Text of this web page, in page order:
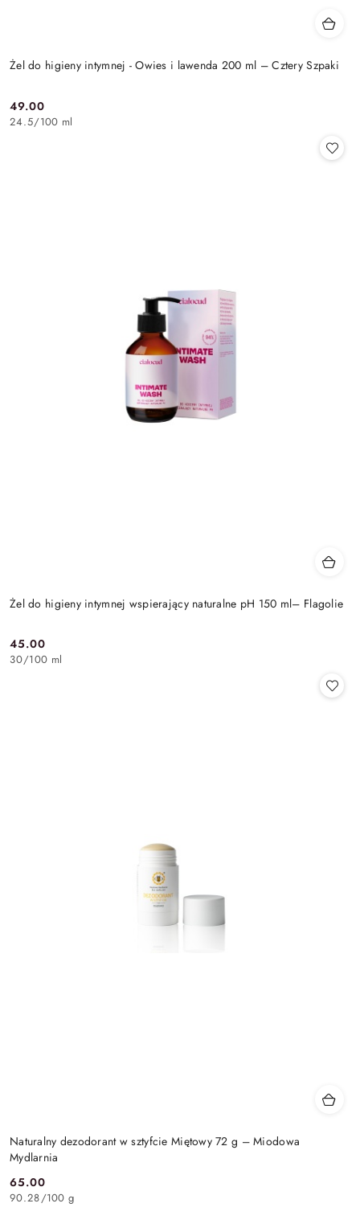
Żel do higieny intymnej - Owies i lawenda 200 ml – Cztery Szpaki
Cena:
49.00
24.5/100 ml
Żel do higieny intymnej wspierający naturalne pH 150 ml– Flagolie
Cena:
45.00
30/100 ml
Naturalny dezodorant w sztyfcie Miętowy 72 g – Miodowa
Mydlarnia
Cena:
65.00
90.28/100 g